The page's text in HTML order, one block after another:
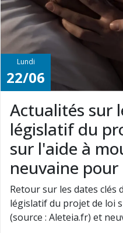
Lundi
22/06
Actualités sur
législatif du
sur l'aide à
neuvaine pour
Retour sur les dates clés
législatif du projet de loi
(source : Aleteia.fr) et